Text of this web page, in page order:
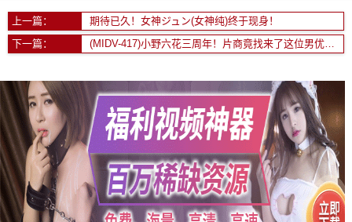
上一篇：
期待已久！女神ジュン(女神纯)终于现身！
下一篇：
(MIDV-417)小野六花三周年！片商竟找来了这位男优和她干！